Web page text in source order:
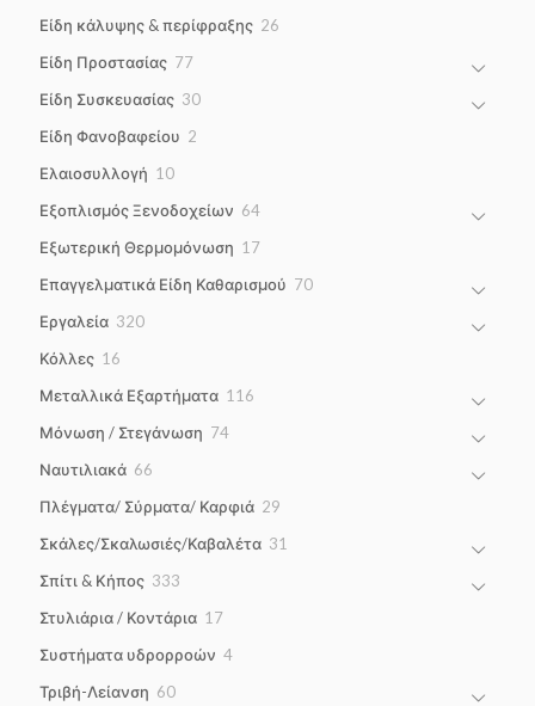
Είδη κάλυψης & περίφραξης 26
Είδη Προστασίας 7777
Είδη Συσκευασίας 3030
Είδη Φανοβαφείου 2
Ελαιοσυλλογή 1010
Εξοπλισμός Ξενοδοχείων 6464
Εξωτερική Θερμομόνωση 1717
Επαγγελματικά Είδη Καθαρισμού 7070
Εργαλεία 320320
Κόλλες 16
Μεταλλικά Εξαρτήματα 116
Μόνωση / Στεγάνωση 7474
Ναυτιλιακά 66
Πλέγματα/ Σύρματα/ Καρφιά 29
Σκάλες/Σκαλωσιές/Καβαλέτα 31
Σπίτι & Κήπος 333
Στυλιάρια / Κοντάρια 1717
Συστήματα υδρορροών 44
Τριβή-Λείανση 6060